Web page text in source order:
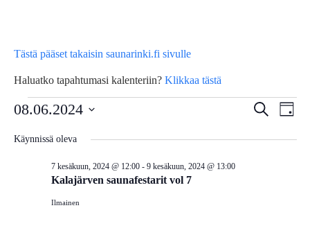
Tästä pääset takaisin saunarinki.fi sivulle
Haluatko tapahtumasi kalenteriin? Klikkaa tästä
Tapahtumat
for
Etsi
Päivä
08.06.2024
Käynnissä oleva
Kalajärven saunafestarit vol 7
7 kesäkuun, 2024 @ 12:00- 9 kesäkuun, 2024 @ 13:00
Ilmainen